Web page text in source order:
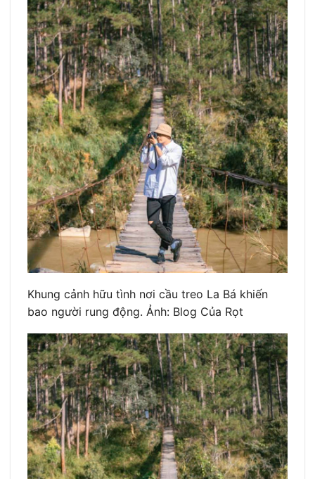
Khung cảnh hữu tình nơi cầu treo La Bá khiến
bao người rung động. Ảnh: Blog Của Rọt